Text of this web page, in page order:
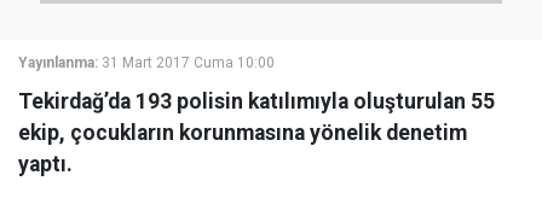
Yayınlanma: 31 Mart 2017 Cuma 10:00
Tekirdağ’da 193 polisin katılımıyla oluşturulan 55
ekip, çocukların korunmasına yönelik denetim
yaptı.